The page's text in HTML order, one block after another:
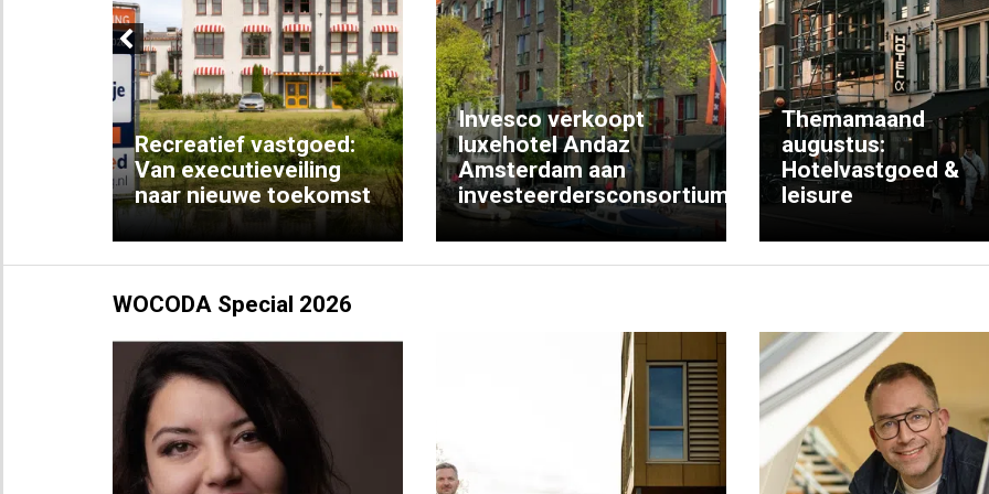
Previous
Recreatief vastgoed:
Van executieveiling
naar nieuwe toekomst
Invesco verkoopt
luxehotel Andaz
Amsterdam aan
investeerdersconsortium
Themamaand
augustus:
Hotelvastgoed &
leisure
WOCODA Special 2026